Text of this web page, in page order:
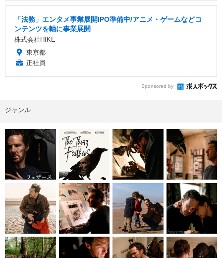
「法務」エンタメ事業展開IPO準備中/アニメ・ゲームなどコ
ンテンツを軸に事業展開
株式会社HIKE
東京都
正社員
Sponsored by
ジャンル